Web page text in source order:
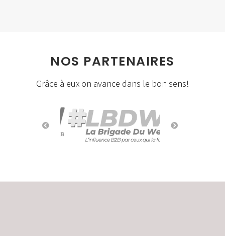
NOS PARTENAIRES
Grâce à eux on avance dans le bon sens!